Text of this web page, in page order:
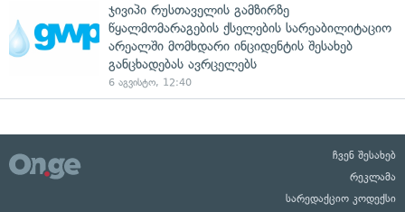
ჯივიპი რუსთაველის გამზირზე
წყალმომარაგების ქსელების სარეაბილიტაციო
არეალში მომხდარი ინციდენტის შესახებ
განცხადებას ავრცელებს
6 აგვისტო, 12:40
ჩვენ შესახებ
რეკლამა
სარედაქციო კოდექსი